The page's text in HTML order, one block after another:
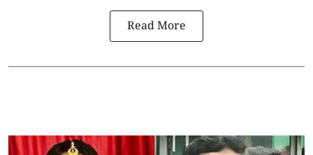
Read More